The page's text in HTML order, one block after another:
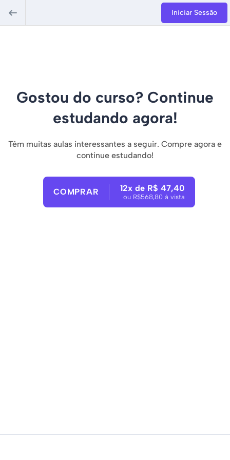
Iniciar Sessão
Gostou do curso? Continue
estudando agora!
Têm muitas aulas interessantes a seguir. Compre agora e
continue estudando!
COMPRAR 12x de R$ 47,40
ou R$568,80 à vista